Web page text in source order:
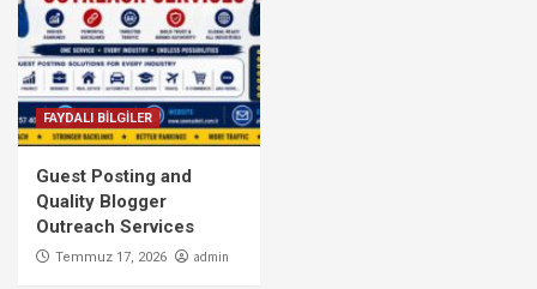
FAYDALI BİLGİLER
Guest Posting and
Quality Blogger
Outreach Services
Temmuz 17, 2026 admin